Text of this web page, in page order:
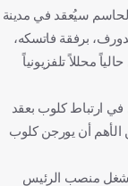
الحاسم سيُعقد في مدينة
برفقة فاتسكه،
محللاً تلفزيونياً
في ارتباط كلوب بعقد
الأهم أن يورجن كلوب
بول" حتى عام 2029، حيث يشغل منصب الرئيس